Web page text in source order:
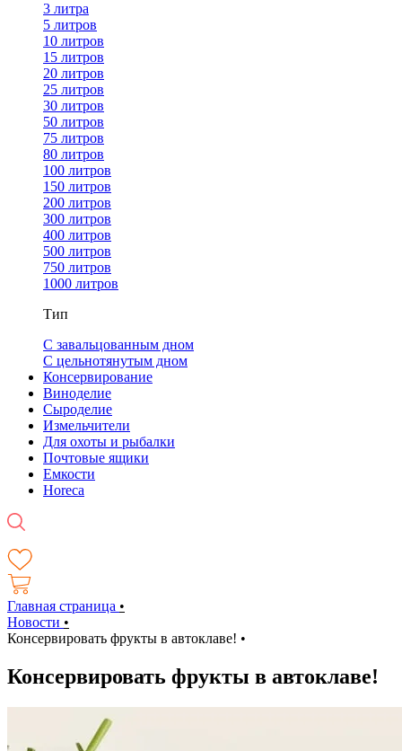
3 литра
5 литров
10 литров
15 литров
20 литров
25 литров
30 литров
50 литров
75 литров
80 литров
100 литров
150 литров
200 литров
300 литров
400 литров
500 литров
750 литров
1000 литров
Тип
С завальцованным дном
С цельнотянутым дном
Консервирование
Виноделие
Сыроделие
Измельчители
Для охоты и рыбалки
Почтовые ящики
Емкости
Horeca
Главная страница •
Новости •
Консервировать фрукты в автоклаве! •
Консервировать фрукты в автоклаве!